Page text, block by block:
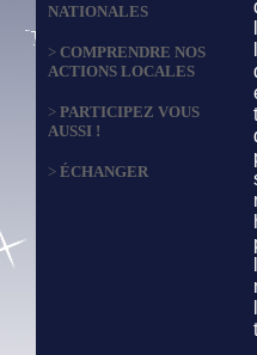
NATIONALES
> COMPRENDRE NOS
ACTIONS LOCALES
> PARTICIPEZ VOUS
AUSSI !
> ÉCHANGER